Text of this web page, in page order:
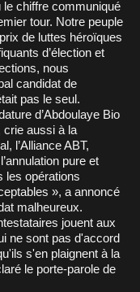
le chiffre communiqué
tour. Notre peuple
de luttes héroïques
d’élection et
nous
candidat de
pas le seul.
d’Abdoulaye Bio
crie aussi à la
l’Alliance ABT,
pure et
les opérations
», a annoncé
malheureux.
jouent aux
ne sont pas d'accord
s'en plaignent à la
le porte-parole de